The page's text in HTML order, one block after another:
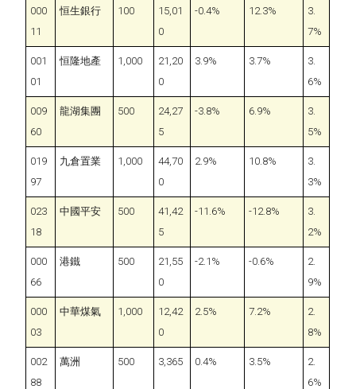
000
11
恒生銀行 100
15,01
0
-0.4% 12.3%
3.
7%
001
01
恒隆地產 1,000
21,20
0
3.9% 3.7%
3.
6%
009
60
龍湖集團 500
24,27
5
-3.8% 6.9%
3.
5%
019
97
九倉置業 1,000
44,70
0
2.9% 10.8%
3.
3%
023
18
中國平安 500
41,42
5
-11.6% -12.8%
3.
2%
000
66
港鐵 500
21,55
0
-2.1% -0.6%
2.
9%
000
03
中華煤氣 1,000
12,42
0
2.5% 7.2%
2.
8%
002
88
萬洲 500 3,365 0.4% 3.5%
2.
6%